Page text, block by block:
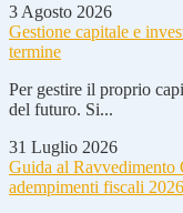
3 Agosto 2026
Gestione capitale e
termine
Per gestire il proprio
del futuro. Si...
31 Luglio 2026
Guida al Ravvedimento
adempimenti fiscali 2026